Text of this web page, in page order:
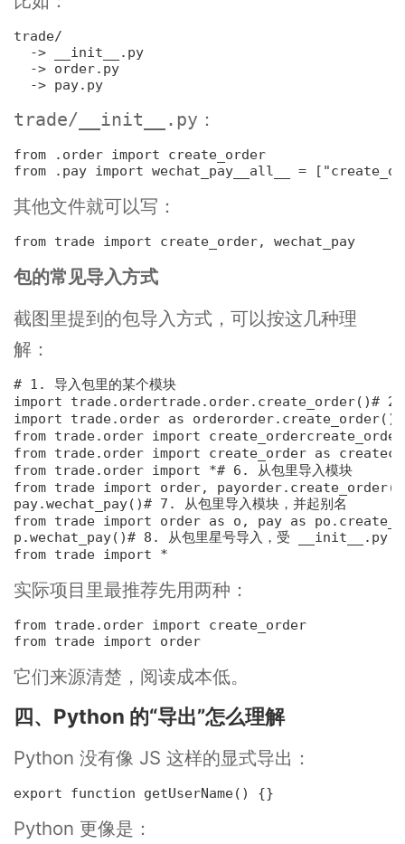
trade/
-> __init__.py
-> order.py
-> pay.py
trade/__init__.py ：
from .order import create_order
from .pay import wechat_pay __all__ = [
其他文件就可以写：
from trade import create_order, wechat_pay
包的常见导入方式
截图里提到的包导入方式，可以按这几种理
解：
# 1. 导入包里的某个模块
import trade.ordertrade.order.create_order()# 2.
import trade.order as orderorder.create_order()
from trade.order import create_order
from trade.order import create_order as create
from trade.order import *# 6. 从包里导入模块
from trade import order, payorder.create_order()
pay.wechat_pay()# 7. 从包里导入模块，并起别名
from trade import order as o, pay as p
p.wechat_pay()# 8. 从包里星号导入，受 __init__.py
from trade import *
实际项目里最推荐先用两种：
from trade.order import create_order
from trade import order
它们来源清楚，阅读成本低。
四、Python 的“导出”怎么理解
Python 没有像 JS 这样的显式导出：
export function getUserName( ) {}
Python 更像是：